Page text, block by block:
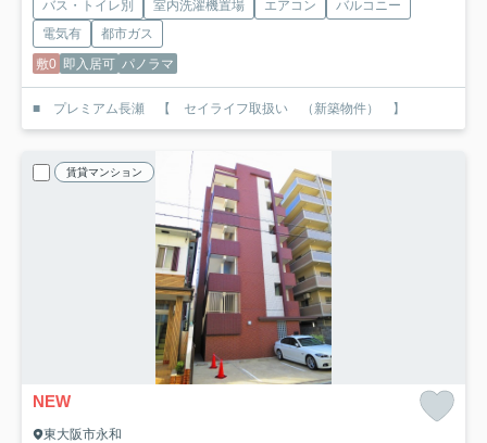
バス・トイレ別 室内洗濯機置場 エアコン
バルコニー
電気有
都市ガス
敷0 即入居可 パノラマ
■ プレミアム長瀬 【 セイライフ取扱い （新築物件） 】
賃貸マンション
NEW
東大阪市永和